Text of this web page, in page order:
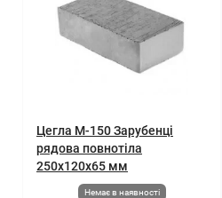
Цегла М-150 Зарубенці
рядова повнотіла
250х120х65 мм
Немає в наявності